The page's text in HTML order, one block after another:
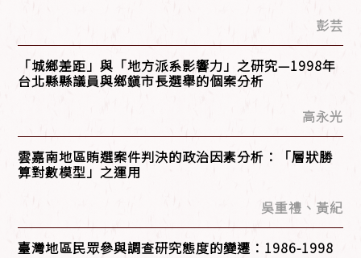
彭芸
「城鄉差距」與「地方派系影響力」之研究—1998年
台北縣縣議員與鄉鎭市長選舉的個案分析
高永光
雲嘉南地區賄選案件判決的政治因素分析：「層狀勝
算對數模型」之運用
吳重禮、黃紀
臺灣地區民眾參與調查研究態度的變遷：1986-1998